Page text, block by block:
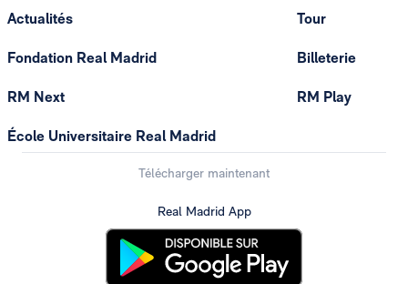
Actualités
Fondation Real Madrid
RM Next
École Universitaire Real Madrid
Tour
Billeterie
RM Play
Télécharger maintenant
Real Madrid App